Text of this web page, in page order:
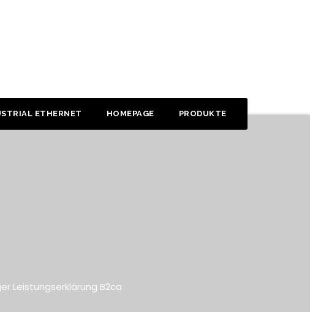
ETHERNET HOMEPAGE PRODUKTE
Leistungserklärung B2ca